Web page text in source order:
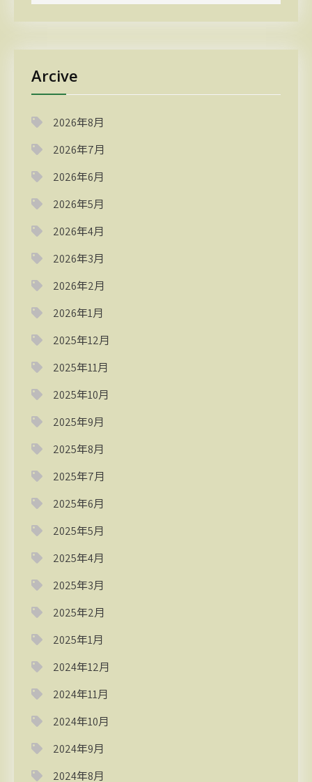
Arcive
2026年8月
2026年7月
2026年6月
2026年5月
2026年4月
2026年3月
2026年2月
2026年1月
2025年12月
2025年11月
2025年10月
2025年9月
2025年8月
2025年7月
2025年6月
2025年5月
2025年4月
2025年3月
2025年2月
2025年1月
2024年12月
2024年11月
2024年10月
2024年9月
2024年8月